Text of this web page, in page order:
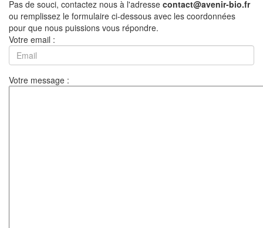
Pas de souci, contactez nous à l'adresse contact@avenir-bio.fr
ou remplissez le formulaire ci-dessous avec les coordonnées
pour que nous puissions vous répondre.
Votre email :
Votre message :